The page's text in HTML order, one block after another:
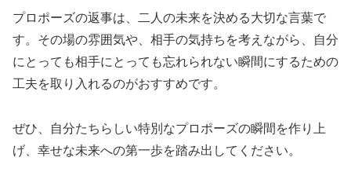
プロポーズの返事は、二人の未来を決める大切な言葉で
す。その場の雰囲気や、相手の気持ちを考えながら、自分
にとっても相手にとっても忘れられない瞬間にするための
工夫を取り入れるのがおすすめです。
ぜひ、自分たちらしい特別なプロポーズの瞬間を作り上
げ、幸せな未来への第一歩を踏み出してください。